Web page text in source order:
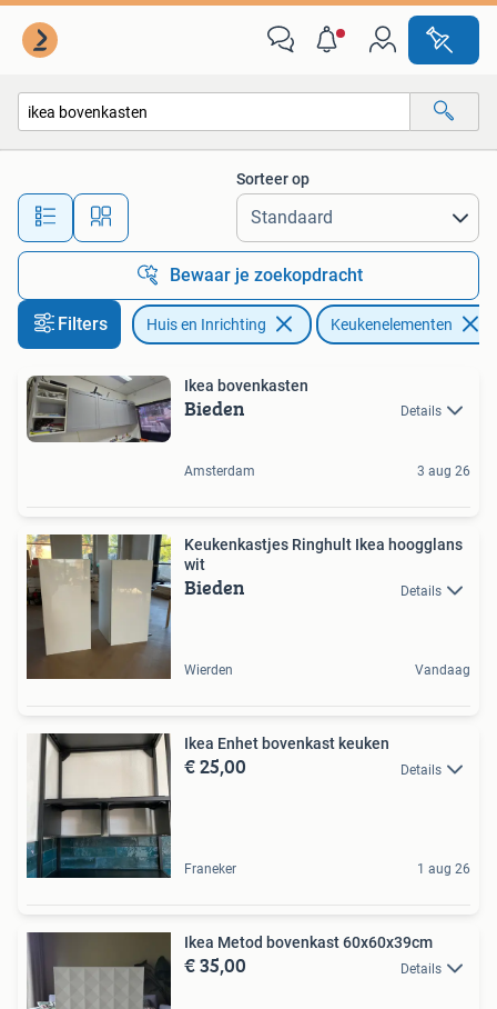
Alle afstanden…
Sorteer op
Bewaar je zoekopdracht
Filters Huis en Inrichting Keukenelementen
Ikea bovenkasten
Bieden Details
Amsterdam 3 aug 26
Keukenkastjes Ringhult Ikea hoogglans
wit
Bieden Details
Wierden Vandaag
Ikea Enhet bovenkast keuken
€ 25,00 Details
Franeker 1 aug 26
Ikea Metod bovenkast 60x60x39cm
€ 35,00 Details